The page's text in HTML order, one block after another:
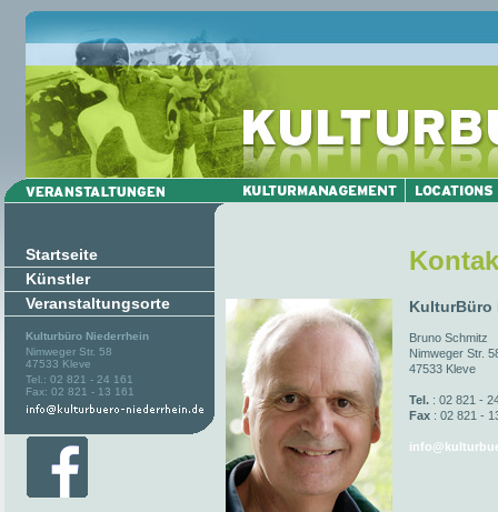
Startseite
Künstler
Veranstaltungsorte
Kulturbüro Niederrhein
Nimweger Str. 58
47533 Kleve
Tel.: 02 821 - 24 161
Fax: 02 821 - 13 161
KulturBüro
Bruno Schmitz
Nimweger Str.
47533 Kleve
Tel. : 02 821 -
Fax : 02 821 -